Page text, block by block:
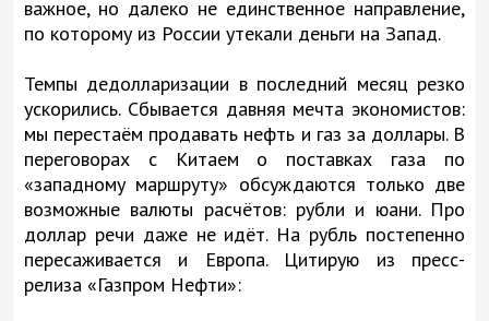
важное, но далеко не единственное направление,
по которому из России утекали деньги на Запад.
Темпы дедолларизации в последний месяц резко
ускорились. Сбывается давняя мечта экономистов:
мы перестаём продавать нефть и газ за доллары. В
переговорах с Китаем о поставках газа по
«западному маршруту» обсуждаются только две
возможные валюты расчётов: рубли и юани. Про
доллар речи даже не идёт. На рубль постепенно
пересаживается и Европа. Цитирую из пресс-
релиза «Газпром Нефти»: